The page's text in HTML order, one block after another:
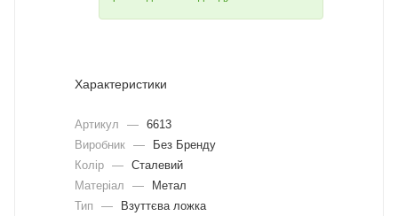
Характеристики
Артикул — 6613
Виробник —
Без Бренду
Колір — Сталевий
Матеріал
—
Метал
Тип
—
Взуттєва ложка